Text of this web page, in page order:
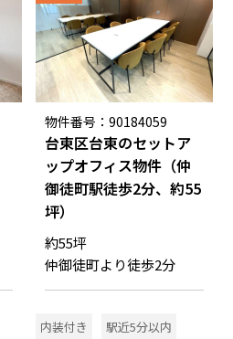
物件番号：90184059
台東区台東のセットア
ップオフィス物件（仲
御徒町駅徒歩2分、約55
坪）
約55坪
仲御徒町より徒歩2分
内装付き
駅近5分以内